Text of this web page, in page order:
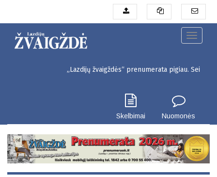
pagrindinį
Toggle
„Lazdijų žvaigždės“ prenumerata pigiau. Seinų g. 3,
Skelbimai Nuomonės